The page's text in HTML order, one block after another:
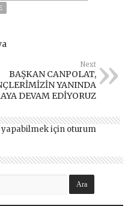
Next
BAŞKAN CANPOLAT,
YANINDA
DEVAM EDİYORUZ
yapabilmek için oturum